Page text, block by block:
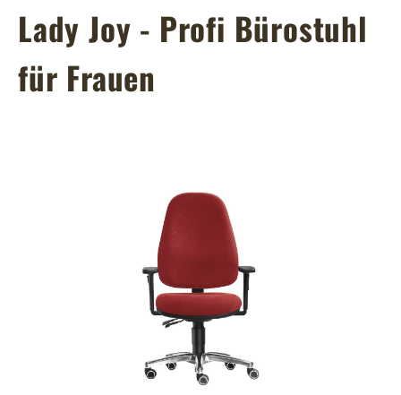
Lady Joy - Profi Bürostuhl
für Frauen
Bildergalerie überspringen